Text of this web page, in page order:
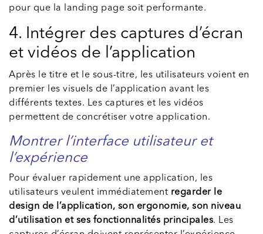
pour que la landing page soit performante.
4. Intégrer des captures d’écran
et vidéos de l’application
Après le titre et le sous-titre, les utilisateurs voient en
premier les visuels de l’application avant les
différents textes. Les captures et les vidéos
permettent de concrétiser votre application.
Montrer l’interface utilisateur et
l’expérience
Pour évaluer rapidement une application, les
utilisateurs veulent immédiatement regarder le
design de l’application, son ergonomie, son niveau
d’utilisation et ses fonctionnalités principales. Les